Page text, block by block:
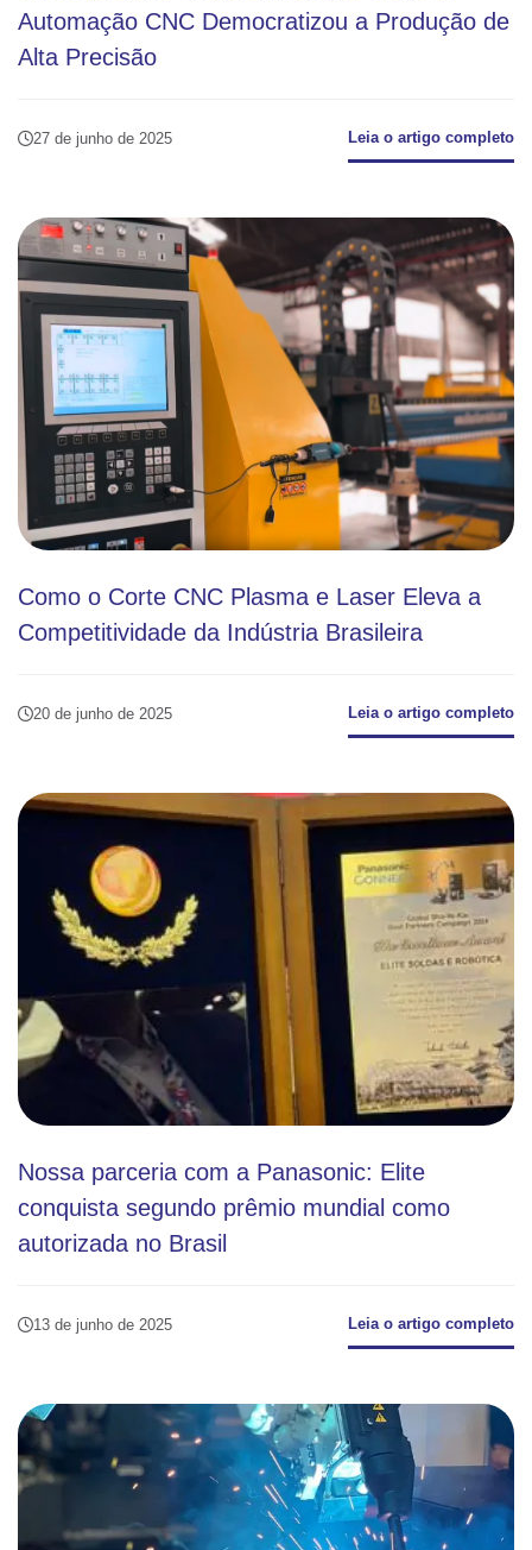
Automação CNC Democratizou a Produção de
Alta Precisão
27 de junho de 2025 Leia o artigo completo
Como o Corte CNC Plasma e Laser Eleva a
Competitividade da Indústria Brasileira
20 de junho de 2025 Leia o artigo completo
Nossa parceria com a Panasonic: Elite
conquista segundo prêmio mundial como
autorizada no Brasil
13 de junho de 2025 Leia o artigo completo